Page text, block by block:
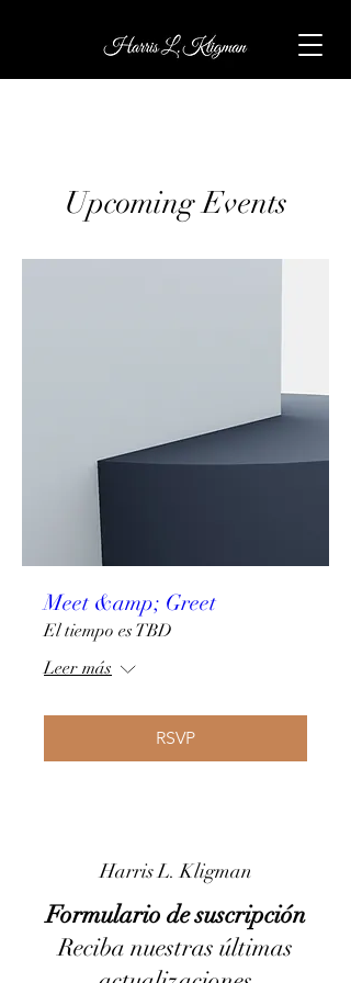
Upcoming Events
Meet &amp; Greet
El tiempo es TBD
Leer más
RSVP
Harris L. Kligman
Formulario de suscripción
Reciba nuestras últimas